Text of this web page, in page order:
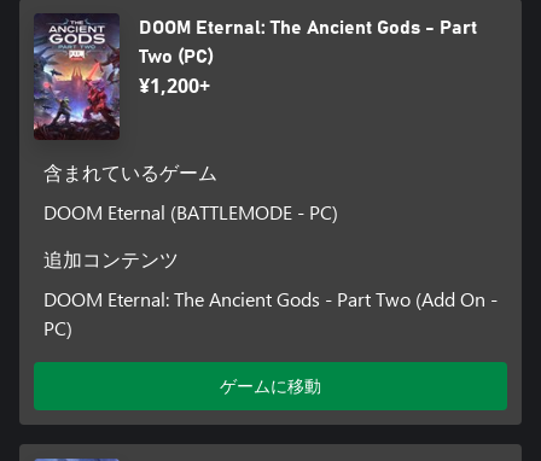
DOOM Eternal: The Ancient Gods - Part
Two (PC)
¥1,200+
含まれているゲーム
DOOM Eternal (BATTLEMODE - PC)
追加コンテンツ
DOOM Eternal: The Ancient Gods - Part Two (Add On -
PC)
ゲームに移動